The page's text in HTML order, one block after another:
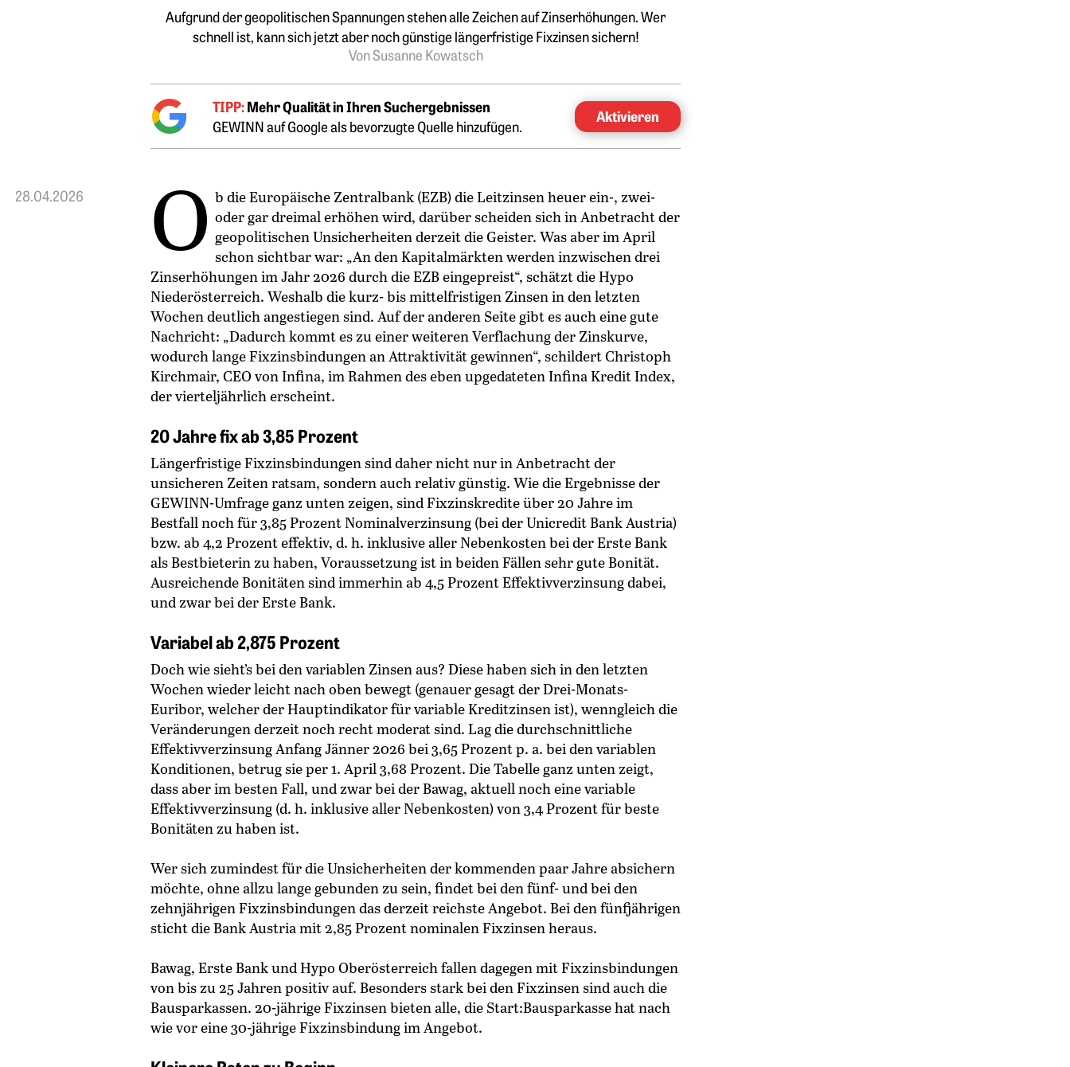
Aufgrund der geopolitischen Spannungen stehen alle Zeichen auf Zinserhöhungen. Wer
schnell ist, kann sich jetzt aber noch günstige längerfristige Fixzinsen sichern!
Von Susanne Kowatsch
TIPP:Mehr Qualität in Ihren Suchergebnissen
GEWINN auf Google als bevorzugte Quelle hinzufügen.
Aktivieren
28.04.2026 O b die Europäische Zentralbank (EZB) die Leitzinsen heuer ein-, zwei-
oder gar dreimal erhöhen wird, darüber scheiden sich in Anbetracht der
geopolitischen Unsicherheiten derzeit die Geister. Was aber im April
schon sichtbar war: „An den Kapitalmärkten werden inzwischen drei
Zinserhöhungen im Jahr 2026 durch die EZB eingepreist“, schätzt die Hypo
Niederösterreich. Weshalb die kurz- bis mittelfristigen Zinsen in den letzten
Wochen deutlich angestiegen sind. Auf der anderen Seite gibt es auch eine gute
Nachricht: „Dadurch kommt es zu einer weiteren Verflachung der Zinskurve,
wodurch lange Fixzinsbindungen an Attraktivität gewinnen“, schildert Christoph
Kirchmair, CEO von Infina, im Rahmen des eben upgedateten Infina Kredit Index,
der vierteljährlich erscheint.
20 Jahre fix ab 3,85 Prozent
Längerfristige Fixzinsbindungen sind daher nicht nur in Anbetracht der
unsicheren Zeiten ratsam, sondern auch relativ günstig. Wie die Ergebnisse der
GEWINN-Umfrage ganz unten zeigen, sind Fixzinskredite über 20 Jahre im
Bestfall noch für 3,85 Prozent Nominalverzinsung (bei der Unicredit Bank Austria)
bzw. ab 4,2 Prozent effektiv, d. h. inklusive aller Nebenkosten bei der Erste Bank
als Bestbieterin zu haben, Voraussetzung ist in beiden Fällen sehr gute Bonität.
Ausreichende Bonitäten sind immerhin ab 4,5 Prozent Effektivverzinsung dabei,
und zwar bei der Erste Bank.
Variabel ab 2,875 Prozent
Doch wie sieht’s bei den variablen Zinsen aus? Diese haben sich in den letzten
Wochen wieder leicht nach oben bewegt (genauer gesagt der Drei-Monats-
Euribor, welcher der Hauptindikator für variable Kreditzinsen ist), wenngleich die
Veränderungen derzeit noch recht moderat sind. Lag die durchschnittliche
Effektivverzinsung Anfang Jänner 2026 bei 3,65 Prozent p. a. bei den variablen
Konditionen, betrug sie per 1. April 3,68 Prozent. Die Tabelle ganz unten zeigt,
dass aber im besten Fall, und zwar bei der Bawag, aktuell noch eine variable
Effektivverzinsung (d. h. inklusive aller Nebenkosten) von 3,4 Prozent für beste
Bonitäten zu haben ist.
Wer sich zumindest für die Unsicherheiten der kommenden paar Jahre absichern
möchte, ohne allzu lange gebunden zu sein, findet bei den fünf- und bei den
zehnjährigen Fixzinsbindungen das derzeit reichste Angebot. Bei den fünfjährigen
sticht die Bank Austria mit 2,85 Prozent nominalen Fixzinsen heraus.
Bawag, Erste Bank und Hypo Oberösterreich fallen dagegen mit Fixzinsbindungen
von bis zu 25 Jahren positiv auf. Besonders stark bei den Fixzinsen sind auch die
Bausparkassen. 20-jährige Fixzinsen bieten alle, die Start:Bausparkasse hat nach
wie vor eine 30-jährige Fixzinsbindung im Angebot.